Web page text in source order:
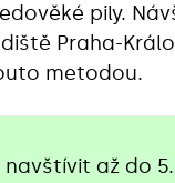
pily.
Praha-
metodou.
navštívit až do